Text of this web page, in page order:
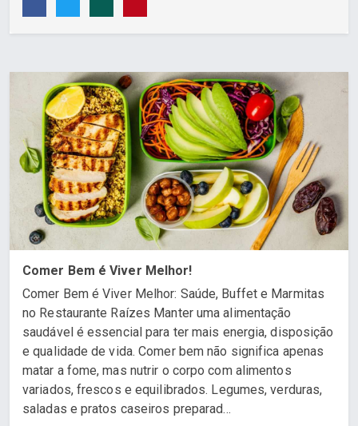
Comer Bem é Viver Melhor!
Comer Bem é Viver Melhor: Saúde, Buffet e Marmitas
no Restaurante Raízes Manter uma alimentação
saudável é essencial para ter mais energia, disposição
e qualidade de vida. Comer bem não significa apenas
matar a fome, mas nutrir o corpo com alimentos
variados, frescos e equilibrados. Legumes, verduras,
saladas e pratos caseiros preparad...